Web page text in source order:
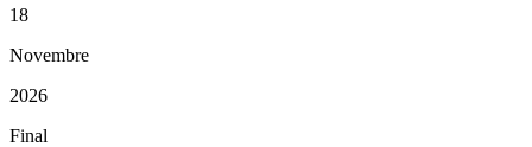
18
Novembre
2026
Final